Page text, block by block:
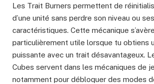
Les Trait Burners permettent de
d’une unité sans perdre son niveau ou
caractéristiques. Cette mécanique s’avère
particulièrement utile lorsque tu obtiens
puissante avec un trait désavantageux.
Cubes servent dans les mécaniques de
notamment pour débloquer des modes